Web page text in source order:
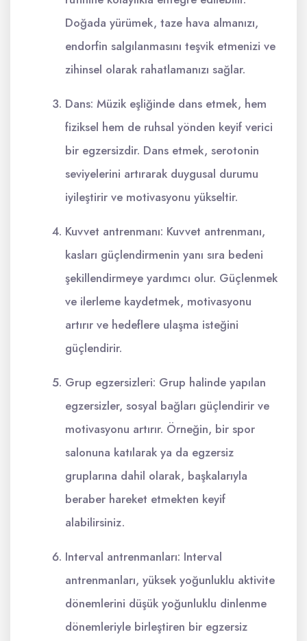
Doğada yürümek, taze hava almanızı,
endorfin salgılanmasını teşvik etmenizi ve
zihinsel olarak rahatlamanızı sağlar.
Dans: Müzik eşliğinde dans etmek, hem
fiziksel hem de ruhsal yönden keyif verici
bir egzersizdir. Dans etmek, serotonin
seviyelerini artırarak duygusal durumu
iyileştirir ve motivasyonu yükseltir.
Kuvvet antrenmanı: Kuvvet antrenmanı,
kasları güçlendirmenin yanı sıra bedeni
şekillendirmeye yardımcı olur. Güçlenmek
ve ilerleme kaydetmek, motivasyonu
artırır ve hedeflere ulaşma isteğini
güçlendirir.
Grup egzersizleri: Grup halinde yapılan
egzersizler, sosyal bağları güçlendirir ve
motivasyonu artırır. Örneğin, bir spor
salonuna katılarak ya da egzersiz
gruplarına dahil olarak, başkalarıyla
beraber hareket etmekten keyif
alabilirsiniz.
Interval antrenmanları: Interval
antrenmanları, yüksek yoğunluklu aktivite
dönemlerini düşük yoğunluklu dinlenme
dönemleriyle birleştiren bir egzersiz